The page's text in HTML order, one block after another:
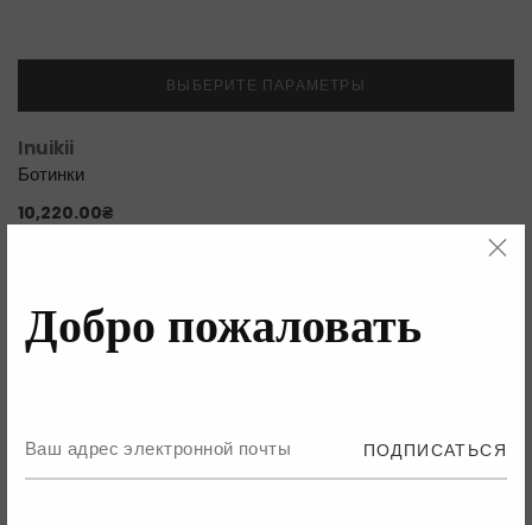
Добро пожаловать
ПОДПИСАТЬСЯ
ВЫБЕРИТЕ ПАРАМЕТРЫ
Inuikii
Ботинки
10,220.00₴